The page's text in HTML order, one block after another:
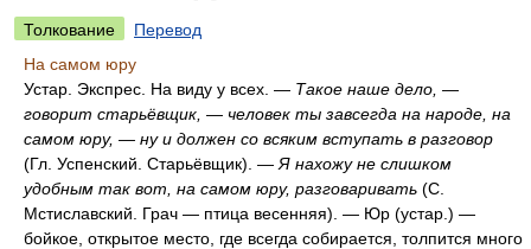
Толкование
Перевод
На самом юру
Устар. Экспрес. На виду у всех. — Такое наше дело, —
говорит старьёвщик, — человек ты завсегда на народе, на
самом юру, — ну и должен со всяким вступать в разговор
(Гл. Успенский. Старьёвщик). — Я нахожу не слишком
удобным так вот, на самом юру, разговаривать (С.
Мстиславский. Грач — птица весенняя). — Юр (устар.) —
бойкое, открытое место, где всегда собирается, толпится много